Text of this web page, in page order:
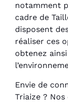
notamment
cadre de
disposent
réaliser ces
obtenez
Envie de
Triaize ?